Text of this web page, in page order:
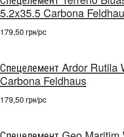
5.2x35.5 Carbona
179,50 грн/pc
Спецелемент Ardor
Carbona Feldhaus
179,50 грн/pc